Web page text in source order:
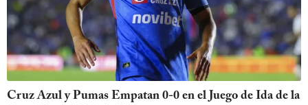
Cruz Azul y Pumas Empatan 0-0 en el Juego de Ida de la